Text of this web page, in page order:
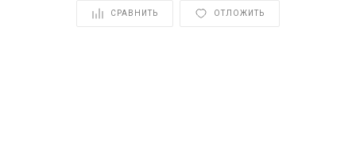
СРАВНИТЬ ОТЛОЖИТЬ